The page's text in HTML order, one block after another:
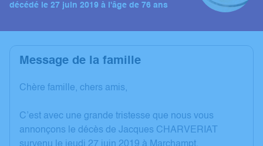
décédé le 27 juin 2019 à l'âge de 76 ans
Message de la famille
Chère famille, chers amis,
C’est avec une grande tristesse que nous vous
annonçons le décès de Jacques CHARVERIAT